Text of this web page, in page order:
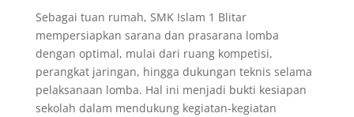
Sebagai tuan rumah, SMK Islam 1 Blitar
mempersiapkan sarana dan prasarana lomba
dengan optimal, mulai dari ruang kompetisi,
perangkat jaringan, hingga dukungan teknis selama
pelaksanaan lomba. Hal ini menjadi bukti kesiapan
sekolah dalam mendukung kegiatan-kegiatan